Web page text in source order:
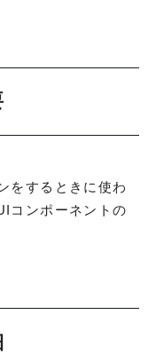
をするときに使わ
コンポーネントの